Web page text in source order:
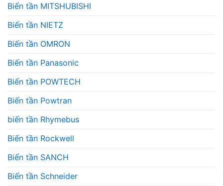
Biến tần MITSHUBISHI
Biến tần NIETZ
Biến tần OMRON
Biến tần Panasonic
Biến tần POWTECH
Biến tần Powtran
biến tần Rhymebus
Biến tần Rockwell
Biến tần SANCH
Biến tần Schneider